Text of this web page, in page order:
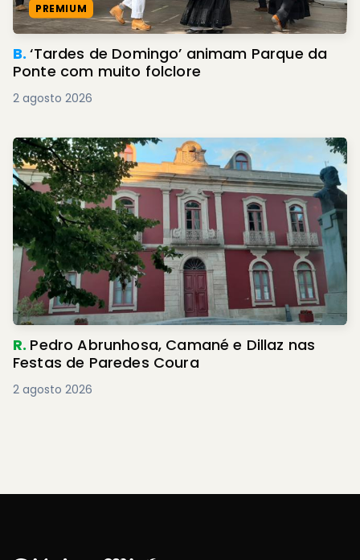
PREMIUM
B.‘Tardes de Domingo’ animam Parque da
Ponte com muito folclore
2 agosto 2026
R. Pedro Abrunhosa, Camané e Dillaz nas
Festas de Paredes Coura
2 agosto 2026